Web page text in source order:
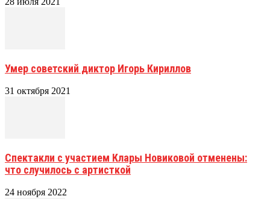
Умер советский диктор Игорь Кириллов
31 октября 2021
Спектакли с участием Клары Новиковой отменены:
что случилось с артисткой
24 ноября 2022